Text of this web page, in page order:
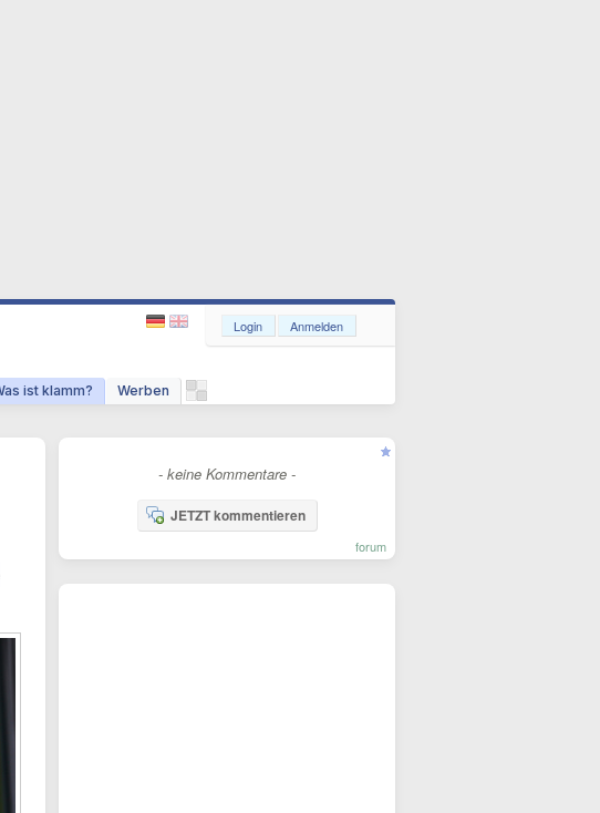
ist klamm? Werben
Login Anmelden
- keine Kommentare -
JETZT kommentieren
forum